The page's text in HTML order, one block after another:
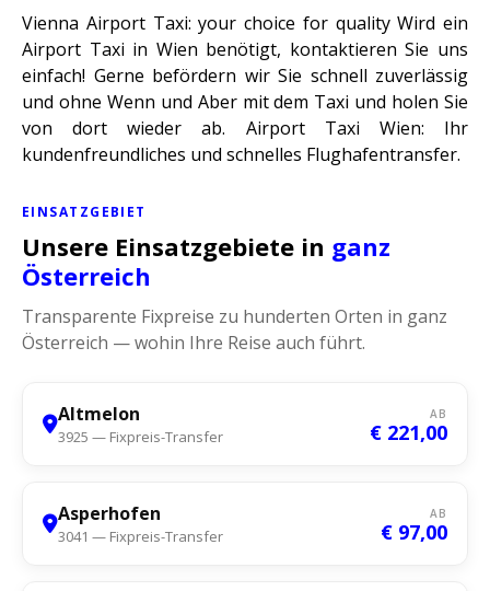
Vienna Airport Taxi: your choice for quality Wird ein
Airport Taxi in Wien benötigt, kontaktieren Sie uns
einfach! Gerne befördern wir Sie schnell zuverlässig
und ohne Wenn und Aber mit dem Taxi und holen Sie
von dort wieder ab. Airport Taxi Wien: Ihr
kundenfreundliches und schnelles Flughafentransfer.
EINSATZGEBIET
Unsere Einsatzgebiete in ganz
Österreich
Transparente Fixpreise zu hunderten Orten in ganz
Österreich — wohin Ihre Reise auch führt.
Altmelon
3925 — Fixpreis-Transfer
AB
€ 221,00
Asperhofen
3041 — Fixpreis-Transfer
AB
€ 97,00